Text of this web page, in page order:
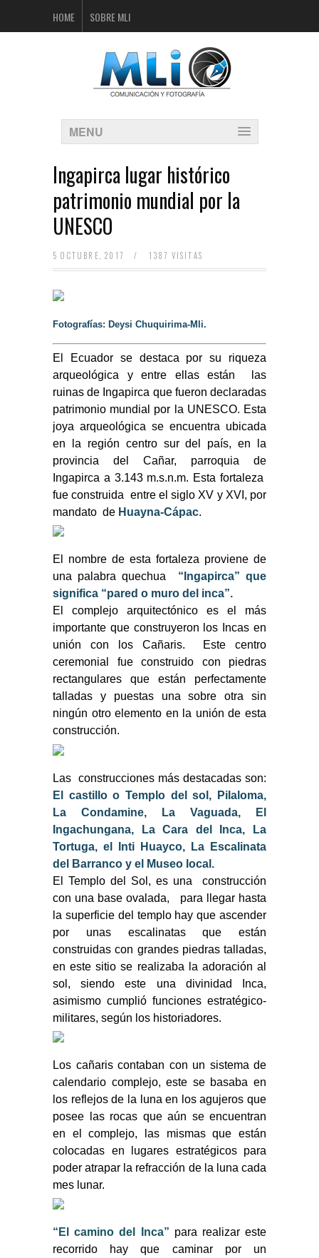
HOME SOBRE MLI
MENU
Ingapirca lugar histórico
patrimonio mundial por la
UNESCO
5 OCTUBRE, 2017 / 1387 VISITAS
Fotografías: Deysi Chuquirima-Mli.
El Ecuador se destaca por su riqueza
arqueológica y entre ellas están las
ruinas de Ingapirca que fueron declaradas
patrimonio mundial por la UNESCO. Esta
joya arqueológica se encuentra ubicada
en la región centro sur del país, en la
provincia del Cañar, parroquia de
Ingapirca a 3.143 m.s.n.m. Esta fortaleza
fue construida entre el siglo XV y XVI, por
mandato de Huayna-Cápac.
El nombre de esta fortaleza proviene de
una palabra quechua “Ingapirca” que
significa “pared o muro del inca”.
El complejo arquitectónico es el más
importante que construyeron los Incas en
unión con los Cañaris. Este centro
ceremonial fue construido con piedras
rectangulares que están perfectamente
talladas y puestas una sobre otra sin
ningún otro elemento en la unión de esta
construcción.
Las construcciones más destacadas son:
El castillo o Templo del sol, Pilaloma,
La Condamine, La Vaguada, El
Ingachungana, La Cara del Inca, La
Tortuga, el Inti Huayco, La Escalinata
del Barranco y el Museo local.
El Templo del Sol, es una construcción
con una base ovalada, para llegar hasta
la superficie del templo hay que ascender
por unas escalinatas que están
construidas con grandes piedras talladas,
en este sitio se realizaba la adoración al
sol, siendo este una divinidad Inca,
asimismo cumplió funciones estratégico-
militares, según los historiadores.
Los cañaris contaban con un sistema de
calendario complejo, este se basaba en
los reflejos de la luna en los agujeros que
posee las rocas que aún se encuentran
en el complejo, las mismas que están
colocadas en lugares estratégicos para
poder atrapar la refracción de la luna cada
mes lunar.
“El camino del Inca” para realizar este
recorrido hay que caminar por un